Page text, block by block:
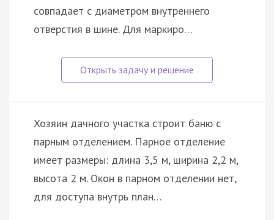
совпадает с диаметром внутреннего
отверстия в шине. Для маркиро…
Хозяин дачного участка строит баню с
парным отделением. Парное отделение
имеет размеры: длина 3,5 м, ширина 2,2 м,
высота 2 м. Окон в парном отделении нет,
для доступа внутрь план…